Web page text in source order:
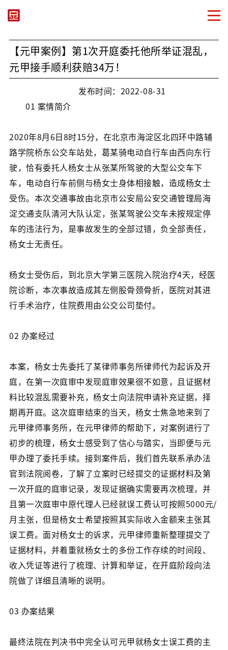
【元甲案例】第1次开庭委托他所举证混乱，
元甲接手顺利获赔34万！
发布时间：2022-08-31
01 案情简介
2020年8月6日8时15分，在北京市海淀区北四环中路辅
路学院桥东公交车站处，葛某骑电动自行车由西向东行
驶，恰有委托人杨女士从张某所驾驶的大型公交车下
车，电动自行车前侧与杨女士身体相接触，造成杨女士
受伤。本次交通事故由北京市公安局公安交通管理局海
淀交通支队清河大队认定，张某驾驶公交车未按规定停
车的违法行为，是事故发生的全部过错，负全部责任，
杨女士无责任。
杨女士受伤后，到北京大学第三医院入院治疗4天，经医
院诊断，本次事故造成其左侧股骨颈骨折，医院对其进
行手术治疗，住院费用由公交公司垫付。
02 办案经过
本案，杨女士先委托了某律师事务所律师代为起诉及开
庭，在第一次庭审中发现庭审效果很不如意，且证据材
料比较混乱需要补充，杨女士向法院申请补充证据，择
期再开庭。这次庭审结束的当天，杨女士焦急地来到了
元甲律师事务所，在元甲律师的帮助下，对案例进行了
初步的梳理，杨女士感受到了信心与踏实，当即便与元
甲办理了委托手续。接到案件后，我们首先联系承办法
官到法院阅卷，了解了立案时已经提交的证据材料及第
一次开庭的庭审记录，发现证据确实需要再次梳理，并
且第一次庭审中原代理人已经就误工费认可按照5000元/
月主张，但是杨女士希望按照其实际收入金额来主张其
误工费。面对杨女士的诉求，元甲律师重新整理提交了
证据材料，并着重就杨女士的多份工作存续的时间段、
收入凭证等进行了梳理、计算和举证，在开庭阶段向法
院做了详细且清晰的说明。
03 办案结果
最终法院在判决书中完全认可元甲就杨女士误工费的主